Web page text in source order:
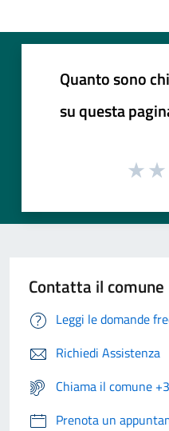
Quanto sono
su questa
Contatta il comune
Leggi le domande
Richiedi Assistenza
Chiama il comune
Prenota un